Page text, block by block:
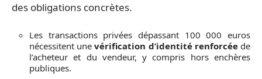
des obligations concrètes.
Les transactions privées dépassant 100 000 euros
nécessitent unevérification d’identité renforcéede
l’acheteur et du vendeur, y compris hors enchères
publiques.